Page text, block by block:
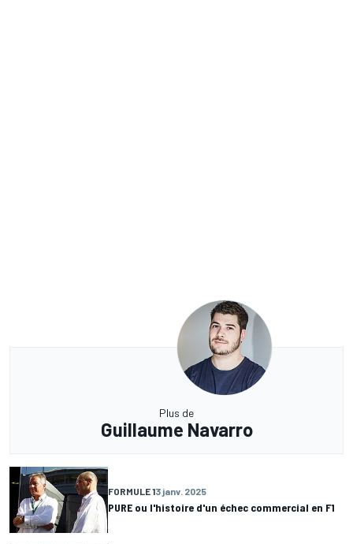
Plus de
Guillaume Navarro
FORMULE 13 janv. 2025
PURE ou l'histoire d'un échec commercial en F1